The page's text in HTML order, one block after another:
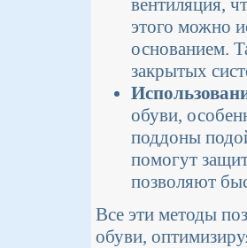
вентиляция,
этого можно
основанием.
закрытых
обуви,
поддоны
помогут
позволяют
Все эти методы
обуви,